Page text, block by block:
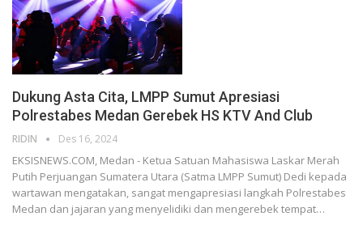
Dukung Asta Cita, LMPP Sumut Apresiasi
Polrestabes Medan Gerebek HS KTV And Club
RIDIN Des 16, 2024
EKSISNEWS.COM, Medan - Ketua Satuan Mahasiswa Laskar Merah
Putih Perjuangan Sumatera Utara (Satma LMPP Sumut) Dedi kepada
wartawan mengatakan, sangat mengapresiasi langkah Polrestabes
Medan dan jajaran yang menyelidiki dan mengerebek tempat…